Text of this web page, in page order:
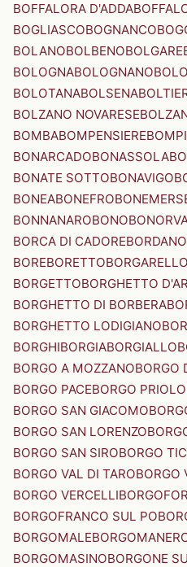
BOFFALORA D'ADDA
BOGLIASCOBOGNANCO
BOLANOBOLBENOBOLGARE
BOLOGNABOLOGNANO
BOLOTANABOLSENA
BOLZANO NOVARESE
BOMBABOMPENSIERE
BONARCADOBONASSOLA
BONATE SOTTOBONAVIGO
BONEABONEFRO
BONNANAROBONO
BORCA DI CADOREBORDANO
BOREBORETTOBORGARELLO
BORGETTOBORGHETTO
BORGHETTO DI BORBERA
BORGHETTO LODIGIANO
BORGHIBORGIABORGIALLO
BORGO A MOZZANOBORGO
BORGO PACEBORGO PRIOLO
BORGO SAN GIACOMO
BORGO SAN LORENZO
BORGO SAN SIROBORGO
BORGO VAL DI TAROBORGO
BORGO VERCELLI
BORGOFRANCO SUL PO
BORGOMALE
BORGOMASINOBORGONE